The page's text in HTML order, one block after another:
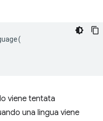
(
viene tentata
una lingua viene